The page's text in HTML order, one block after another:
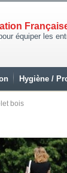
équiper les
Hygiène /
bois